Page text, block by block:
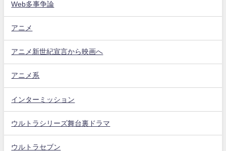
Web多事争論
アニメ
アニメ新世紀宣言から映画へ
アニメ系
インターミッション
ウルトラシリーズ舞台裏ドラマ
ウルトラセブン